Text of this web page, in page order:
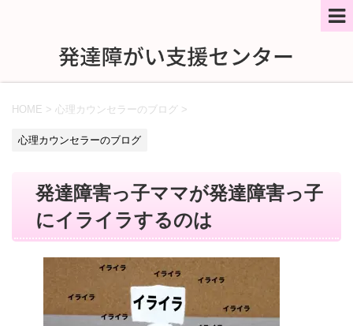
HOME > 心理カウンセラーのブログ >
心理カウンセラーのブログ
発達障害っ子ママが発達障害っ子
にイライラするのは